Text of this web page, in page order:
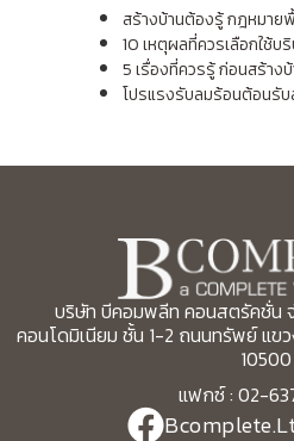
สร้างบ้านต้องรู้ กฎหมาย
10 เหตุผลที่ควรเลือกใช้บ
5 เรื่องที่ควรรู้ ก่อนสร้าง
โปรแรงรับลมร้อนต้อนรั
บริษัท บีคอมพลีท คอนสตรัคชั่น
คอนโดมิเนียม ชั้น 1-2 ถนนทรัพย์ แข
10500
แฟกซ์ : 02-